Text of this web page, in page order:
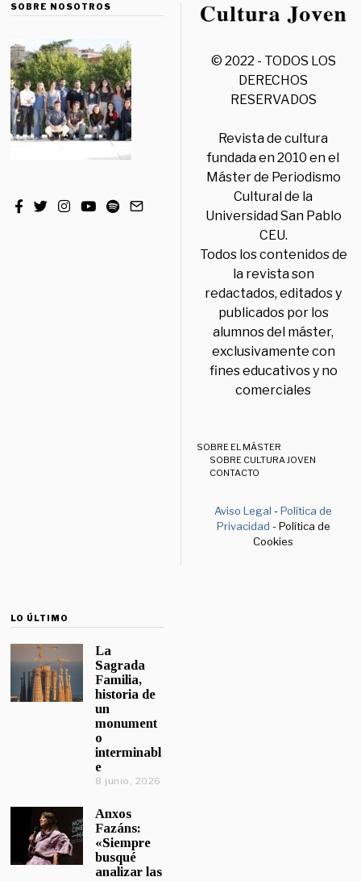
SOBRE NOSOTROS
© 2022 - TODOS LOS
DERECHOS
RESERVADOS
Revista de cultura
fundada en 2010 en el
Máster de Periodismo
Cultural de la
Universidad San Pablo
CEU.
Todos los contenidos de
la revista son
redactados, editados y
publicados por los
alumnos del máster,
exclusivamente con
fines educativos y no
comerciales
SOBRE EL MÁSTER
SOBRE CULTURA JOVEN
CONTACTO
Aviso Legal -Política de
Privacidad - Política de
Cookies
LO ÚLTIMO
La
Sagrada
Familia,
historia de
un
monument
o
interminabl
e
8 junio, 2026
Anxos
Fazáns:
«Siempre
busqué
analizar las